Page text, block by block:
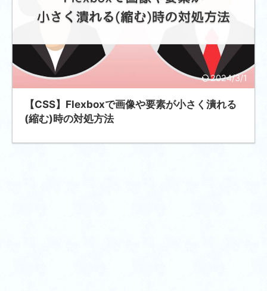
2024/3/1
【CSS】Flexboxで画像や要素が小さく潰れる
(縮む)時の対処方法